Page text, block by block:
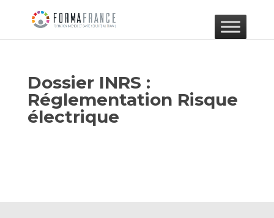
Dossier INRS :
Réglementation Risque
électrique